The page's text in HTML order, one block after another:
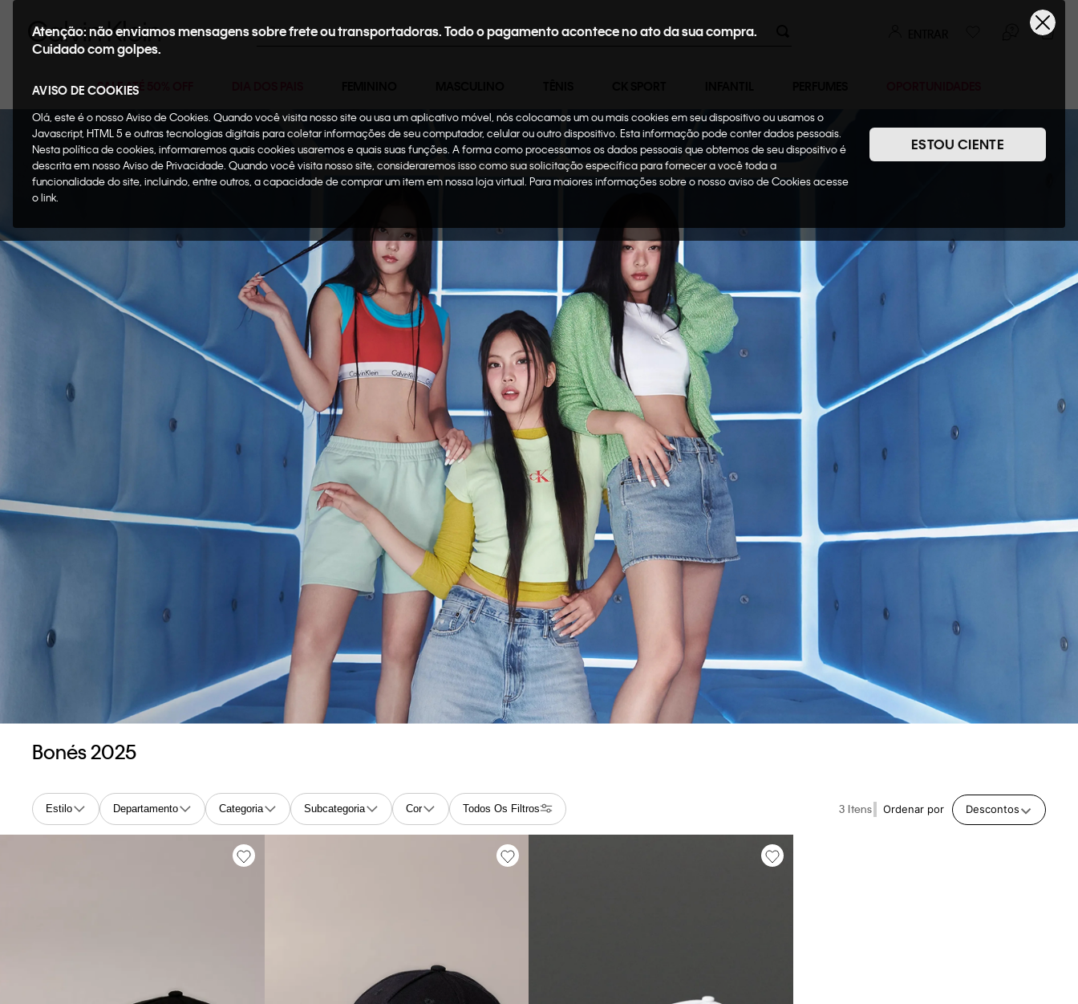
Buscar
SALE ATÉ 50% OFF
Atenção: não enviamos mensagens sobre frete ou transportadoras. Todo o pagamento acontece no ato da sua compra.
Cuidado com golpes.
AVISO DE COOKIES
Olá, este é o nosso Aviso de Cookies. Quando você visita nosso site ou usa um aplicativo móvel, nós colocamos um ou mais cookies em seu dispositivo ou usamos o
Javascript, HTML 5 e outras tecnologias digitais para coletar informações de seu computador, celular ou outro dispositivo. Esta informação pode conter dados pessoais.
Nesta política de cookies, informaremos quais cookies usaremos e quais suas funções. A forma como processamos os dados pessoais que obtemos de seu dispositivo é
descrita em nosso Aviso de Privacidade. Quando você visita nosso site, consideraremos isso como sua solicitação específica para fornecer a você toda a
funcionalidade do site, incluindo, entre outros, a capacidade de comprar um item em nossa loja virtual. Para maiores informações sobre o nosso aviso de Cookies acesse
o link.
ESTOU CIENTE
Bonés 2025
Estilo Departamento Categoria Subcategoria Cor Todos Os Filtros 3 Ordenar por Descontos